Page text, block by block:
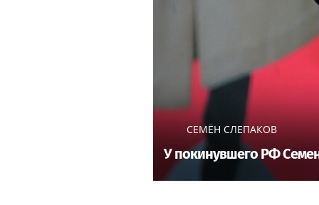
СЕМЁН СЛЕПАКОВ
У покинувшего РФ